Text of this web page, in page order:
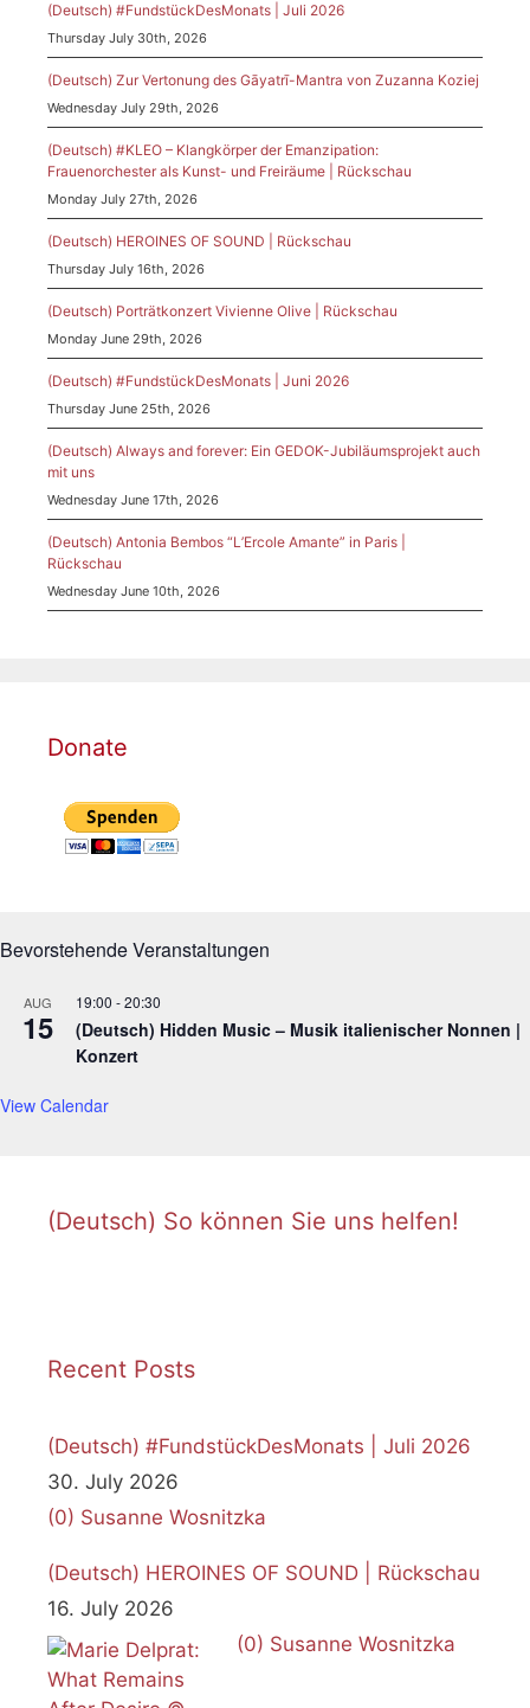
(Deutsch) #FundstückDesMonats | Juli 2026
Thursday July 30th, 2026
(Deutsch) Zur Vertonung des Gāyatrī-Mantra von Zuzanna Koziej
Wednesday July 29th, 2026
(Deutsch) #KLEO – Klangkörper der Emanzipation:
Frauenorchester als Kunst- und Freiräume | Rückschau
Monday July 27th, 2026
(Deutsch) HEROINES OF SOUND | Rückschau
Thursday July 16th, 2026
(Deutsch) Porträtkonzert Vivienne Olive | Rückschau
Monday June 29th, 2026
(Deutsch) #FundstückDesMonats | Juni 2026
Thursday June 25th, 2026
(Deutsch) Always and forever: Ein GEDOK-Jubiläumsprojekt auch
mit uns
Wednesday June 17th, 2026
(Deutsch) Antonia Bembos “L’Ercole Amante” in Paris |
Rückschau
Wednesday June 10th, 2026
Donate
Bevorstehende Veranstaltungen
AUG
15
19:00 -20:30
(Deutsch) Hidden Music – Musik italienischer Nonnen |
Konzert
View Calendar
(Deutsch) So können Sie uns helfen!
Recent Posts
(Deutsch) #FundstückDesMonats | Juli 2026
30. July 2026
(0) Susanne Wosnitzka
(Deutsch) HEROINES OF SOUND | Rückschau
16. July 2026
(0) Susanne Wosnitzka